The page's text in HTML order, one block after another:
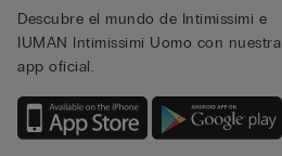
Descubre el mundo de Intimissimi e
IUMAN Intimissimi Uomo con nuestra
app oficial.